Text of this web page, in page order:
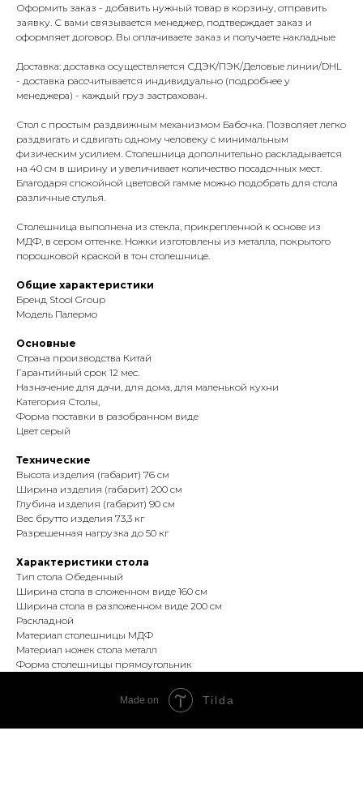
Оформить заказ - добавить нужный товар в корзину, отправить
заявку. С вами связывается менеджер, подтверждает заказ и
оформляет договор. Вы оплачиваете заказ и получаете накладные
Доставка: доставка осуществляется СДЭК/ПЭК/Деловые линии/DHL
- доставка рассчитывается индивидуально (подробнее у
менеджера) - каждый груз застрахован.
Стол с простым раздвижным механизмом Бабочка. Позволяет легко
раздвигать и сдвигать одному человеку с минимальным
физическим усилием. Столешница дополнительно раскладывается
на 40 см в ширину и увеличивает количество посадочных мест.
Благодаря спокойной цветовой гамме можно подобрать для стола
различные стулья.
Столешница выполнена из стекла, прикрепленной к основе из
МДФ, в сером оттенке. Ножки изготовлены из металла, покрытого
порошковой краской в тон столешнице.
Общие характеристики
Бренд Stool Group
Модель Палермо
Основные
Страна производства Китай
Гарантийный срок 12 мес.
Назначение для дачи, для дома, для маленькой кухни
Категория Столы,
Форма поставки в разобранном виде
Цвет серый
Технические
Высота изделия (габарит) 76 см
Ширина изделия (габарит) 200 см
Глубина изделия (габарит) 90 см
Вес брутто изделия 73,3 кг
Разрешенная нагрузка до 50 кг
Характеристики стола
Тип стола Обеденный
Ширина стола в сложенном виде 160 см
Ширина стола в разложенном виде 200 см
Раскладной
Материал столешницы МДФ
Материал ножек стола металл
Форма столешницы прямоугольник
Made on Tilda